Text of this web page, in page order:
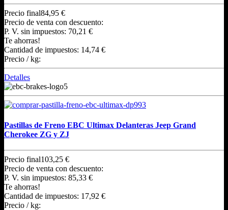
Precio final84,95 €
Precio de venta con descuento:
P. V. sin impuestos: 70,21 €
Te ahorras!
Cantidad de impuestos: 14,74 €
Precio / kg:
Detalles
Pastillas de Freno EBC Ultimax Delanteras Jeep Grand
Cherokee ZG y ZJ
Precio final103,25 €
Precio de venta con descuento:
P. V. sin impuestos: 85,33 €
Te ahorras!
Cantidad de impuestos: 17,92 €
Precio / kg: